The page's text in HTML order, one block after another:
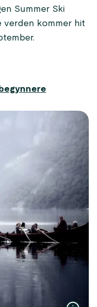
Summer Ski
verden kommer hit